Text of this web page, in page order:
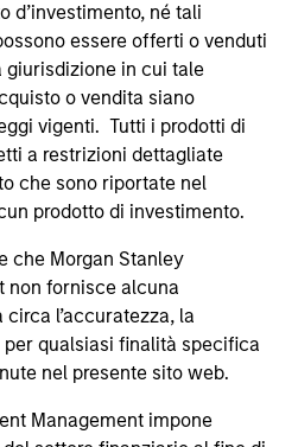
d’investimento, né tali
essere offerti o venduti
giurisdizione in cui tale
o vendita siano
vigenti. Tutti i prodotti di
a restrizioni dettagliate
che sono riportate nel
prodotto di investimento.
che Morgan Stanley
non fornisce alcuna
l’accuratezza, la
per qualsiasi finalità specifica
nel presente sito web.
Management impone
Private Credit:
Levered Lines
Insights, Ashwin
Stanley North America
the evolution of private
direct lending and the